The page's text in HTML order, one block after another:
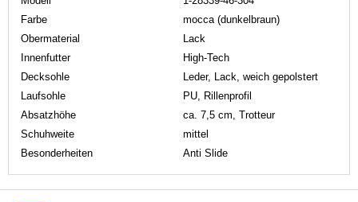
Farbe
mocca (dunkelbraun)
Obermaterial
Lack
Innenfutter
High-Tech
Decksohle
Leder, Lack, weich gepolstert
Laufsohle
PU, Rillenprofil
Absatzhöhe
ca. 7,5 cm, Trotteur
Schuhweite
mittel
Besonderheiten
Anti Slide